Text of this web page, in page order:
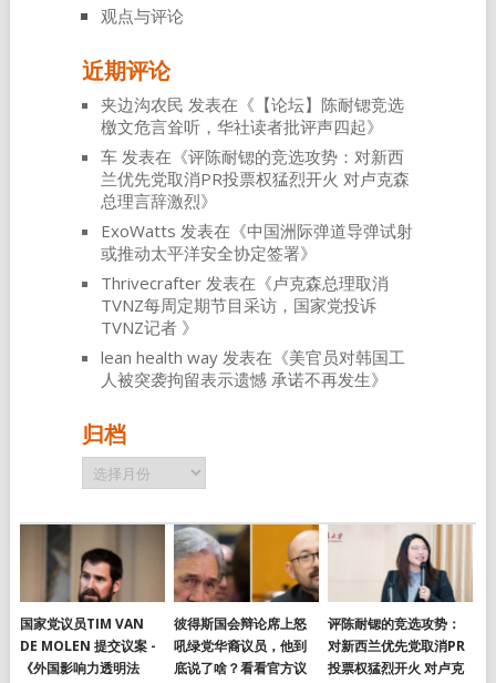
观点与评论
近期评论
夹边沟农民 发表在《 【论坛】陈耐锶竞选
檄文危言耸听，华社读者批评声四起》
车发表在《评陈耐锶的竞选攻势：对新西
兰优先党取消PR投票权猛烈开火 对卢克森
总理言辞激烈》
ExoWatts 发表在《中国洲际弹道导弹试射
或推动太平洋安全协定签署》
Thrivecrafter发表在《卢克森总理取消
TVNZ每周定期节目采访，国家党投诉
TVNZ记者 》
lean health way发表在《美官员对韩国工
人被突袭拘留表示遗憾 承诺不再发生》
归档
归
档
国家党议员TIM VAN
DE MOLEN 提交议案 -
《外国影响力透明法
彼得斯国会辩论席上怒
吼绿党华裔议员，他到
底说了啥？看看官方议
评陈耐锶的竞选攻势：
对新西兰优先党取消PR
投票权猛烈开火 对卢克